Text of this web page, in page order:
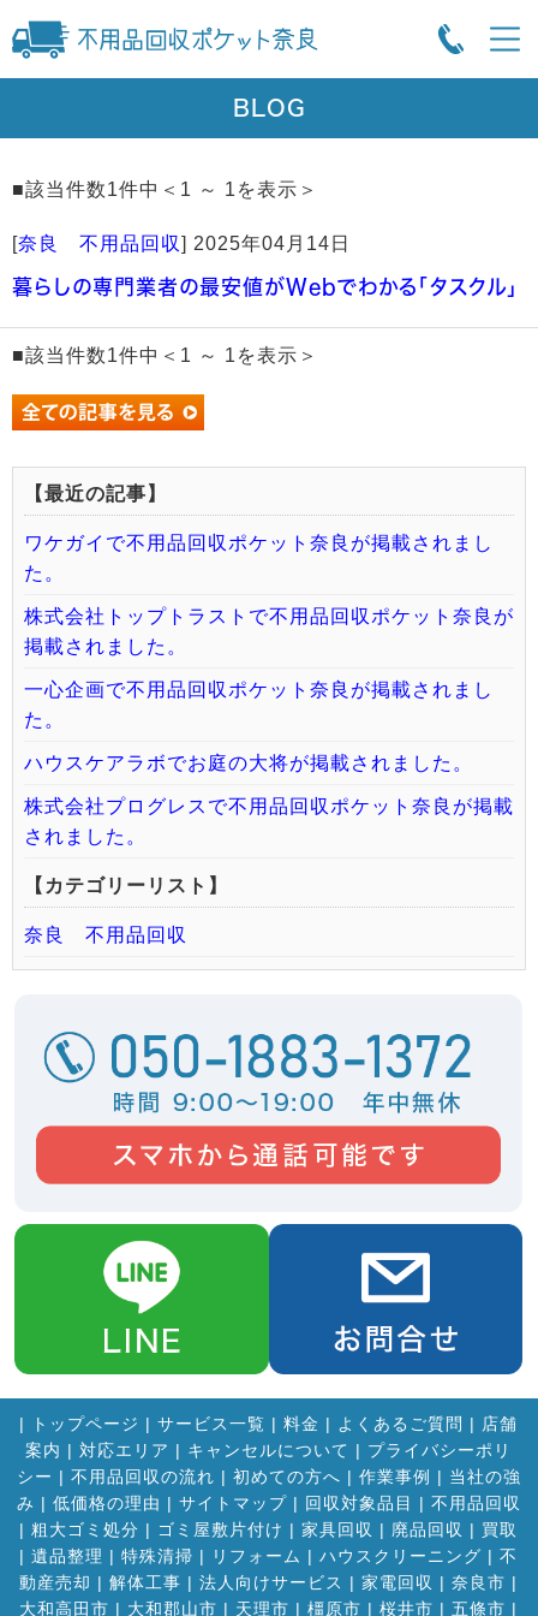
BLOG
■該当件数1件中＜1 ～ 1を表示＞
[奈良 不用品回収] 2025年04月14日
暮らしの専門業者の最安値がWebでわかる「タスクル」
■該当件数1件中＜1 ～ 1を表示＞
【最近の記事】
ワケガイで不用品回収ポケット奈良が掲載されまし
た。
株式会社トップトラストで不用品回収ポケット奈良が
掲載されました。
一心企画で不用品回収ポケット奈良が掲載されまし
た。
ハウスケアラボでお庭の大将が掲載されました。
株式会社プログレスで不用品回収ポケット奈良が掲載
されました。
【カテゴリーリスト】
奈良 不用品回収
| トップページ | サービス一覧 | 料金 | よくあるご質問 | 店舗
案内 | 対応エリア | キャンセルについて | プライバシーポリ
シー | 不用品回収の流れ | 初めての方へ | 作業事例 | 当社の強
み | 低価格の理由 | サイトマップ| 回収対象品目 | 不用品回収
| 粗大ゴミ処分 | ゴミ屋敷片付け | 家具回収 | 廃品回収 | 買取
| 遺品整理 | 特殊清掃 | リフォーム | ハウスクリーニング | 不
動産売却 | 解体工事 | 法人向けサービス | 家電回収 | 奈良市 |
大和高田市 | 大和郡山市 | 天理市 | 橿原市 | 桜井市 | 五條市 |